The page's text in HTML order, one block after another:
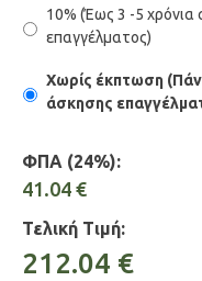
10% (Έως 3 -5 χρόνια
επαγγέλματος)
Χωρίς έκπτωση
άσκησης
ΦΠΑ (24%):
41.04 €
Τελική Τιμή:
212.04 €